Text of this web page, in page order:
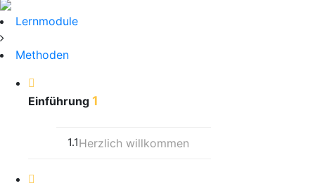
Lernmodule
Methoden
Einführung 1
1.1Herzlich willkommen